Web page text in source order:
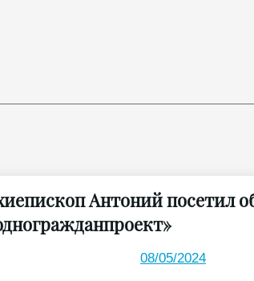
Антоний посетил
08/05/2024